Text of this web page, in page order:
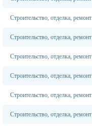
Строительство, отделка, ремонт
Строительство, отделка, ремонт
Строительство, отделка, ремонт
Строительство, отделка, ремонт
Строительство, отделка, ремонт
Строительство, отделка, ремонт